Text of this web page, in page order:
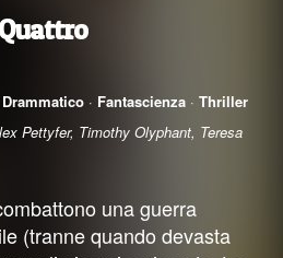
Drammatico · Fantascienza ·Thriller
Pettyfer, Timothy Olyphant, Teresa
una guerra
(tranne quando devasta